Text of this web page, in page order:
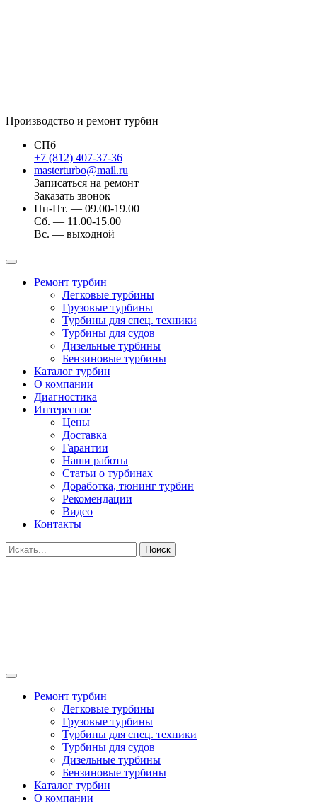
Производство и ремонт турбин
СПб
+7 (812) 407-37-36
masterturbo@mail.ru
Записаться на ремонт
Заказать звонок
Пн-Пт. — 09.00-19.00
Сб. — 11.00-15.00
Вс. — выходной
Ремонт турбин
Легковые турбины
Грузовые турбины
Турбины для спец. техники
Турбины для судов
Дизельные турбины
Бензиновые турбины
Каталог турбин
О компании
Диагностика
Интересное
Цены
Доставка
Гарантии
Наши работы
Статьи о турбинах
Доработка, тюнинг турбин
Рекомендации
Видео
Контакты
Поиск
Ремонт турбин
Легковые турбины
Грузовые турбины
Турбины для спец. техники
Турбины для судов
Дизельные турбины
Бензиновые турбины
Каталог турбин
О компании